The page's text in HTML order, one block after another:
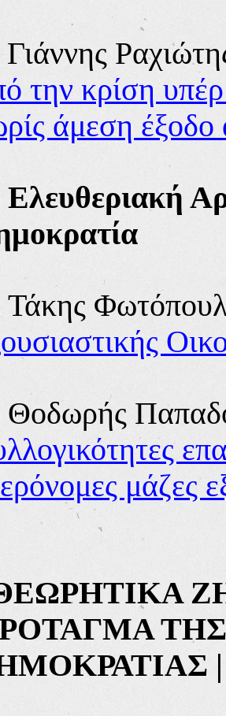
την κρίση
άμεση
Ελευθεριακή
Τάκης
Θοδωρής
μάζες
|